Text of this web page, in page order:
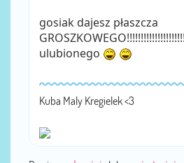
gosiak dajesz płaszcza
ulubionego
Kuba Maly Kregielek <3